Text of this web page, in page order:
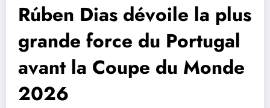
Rúben Dias dévoile la plus
grande force du Portugal
avant la Coupe du Monde
2026